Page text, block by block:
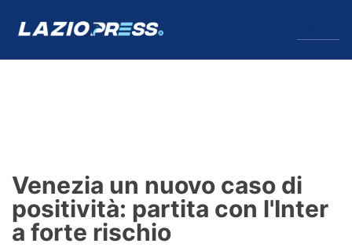
Formello
Infortuni
Venezia un nuovo caso di
positività: partita con l'Inter
a forte rischio